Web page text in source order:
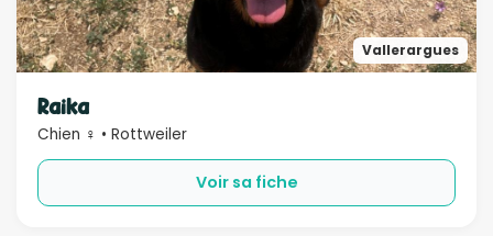
Vallerargues
Raika
Chien ♀ • Rottweiler
Voir sa fiche
Sexe
Compatible